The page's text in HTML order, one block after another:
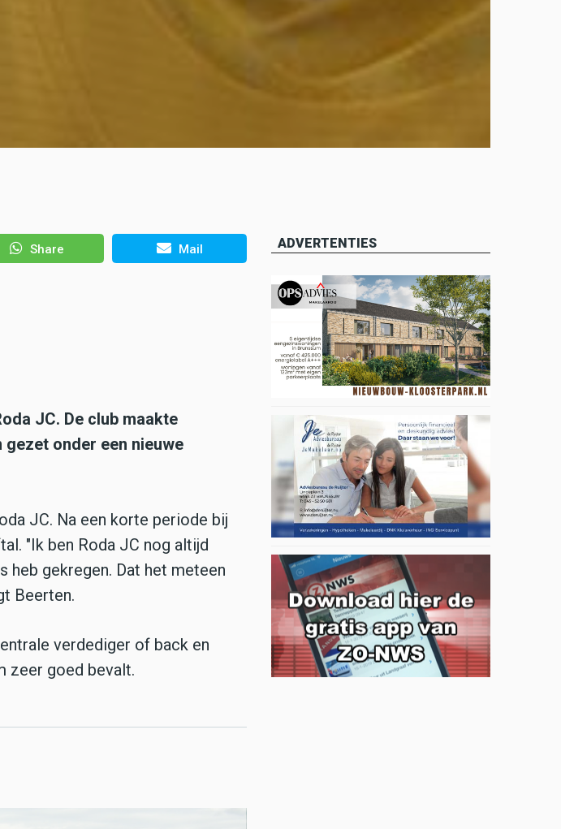
Share Mail
JC. De club maakte
onder een nieuwe
JC. Na een korte periode bij
"Ik ben Roda JC nog altijd
heb gekregen. Dat het meteen
Beerten.
verdediger of back en
zeer goed bevalt.
ADVERTENTIES